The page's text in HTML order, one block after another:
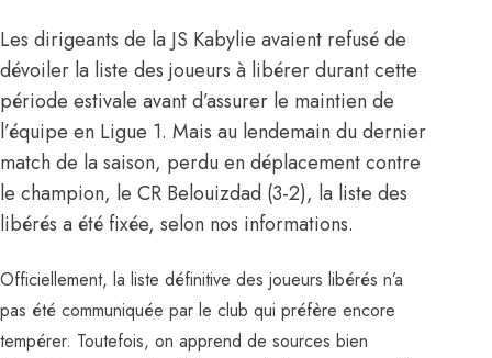
Les dirigeants de la JS Kabylie avaient refusé de
dévoiler la liste des joueurs à libérer durant cette
période estivale avant d’assurer le maintien de
l’équipe en Ligue 1. Mais au lendemain du dernier
match de la saison, perdu en déplacement contre
le champion, le CR Belouizdad (3-2), la liste des
libérés a été fixée, selon nos informations.
Officiellement, la liste définitive des joueurs libérés n’a
pas été communiquée par le club qui préfère encore
tempérer. Toutefois, on apprend de sources bien